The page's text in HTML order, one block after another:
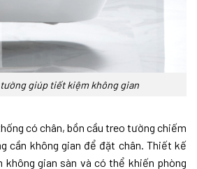
giúp tiết kiệm không gian
có chân, bồn cầu treo tường chiếm
cần không gian để đặt chân. Thiết kế
gian sàn và có thể khiến phòng